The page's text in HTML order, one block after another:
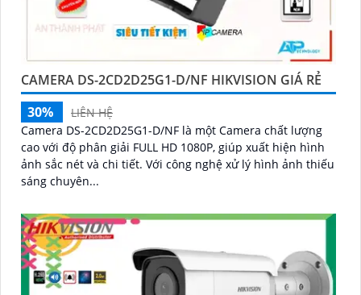
CAMERA DS-2CD2D25G1-D/NF HIKVISION GIÁ RẺ
30%
LIÊN HỆ
Camera DS-2CD2D25G1-D/NF là một Camera chất lượng
cao với độ phân giải FULL HD 1080P, giúp xuất hiện hình
ảnh sắc nét và chi tiết. Với công nghệ xử lý hình ảnh thiếu
sáng chuyên...